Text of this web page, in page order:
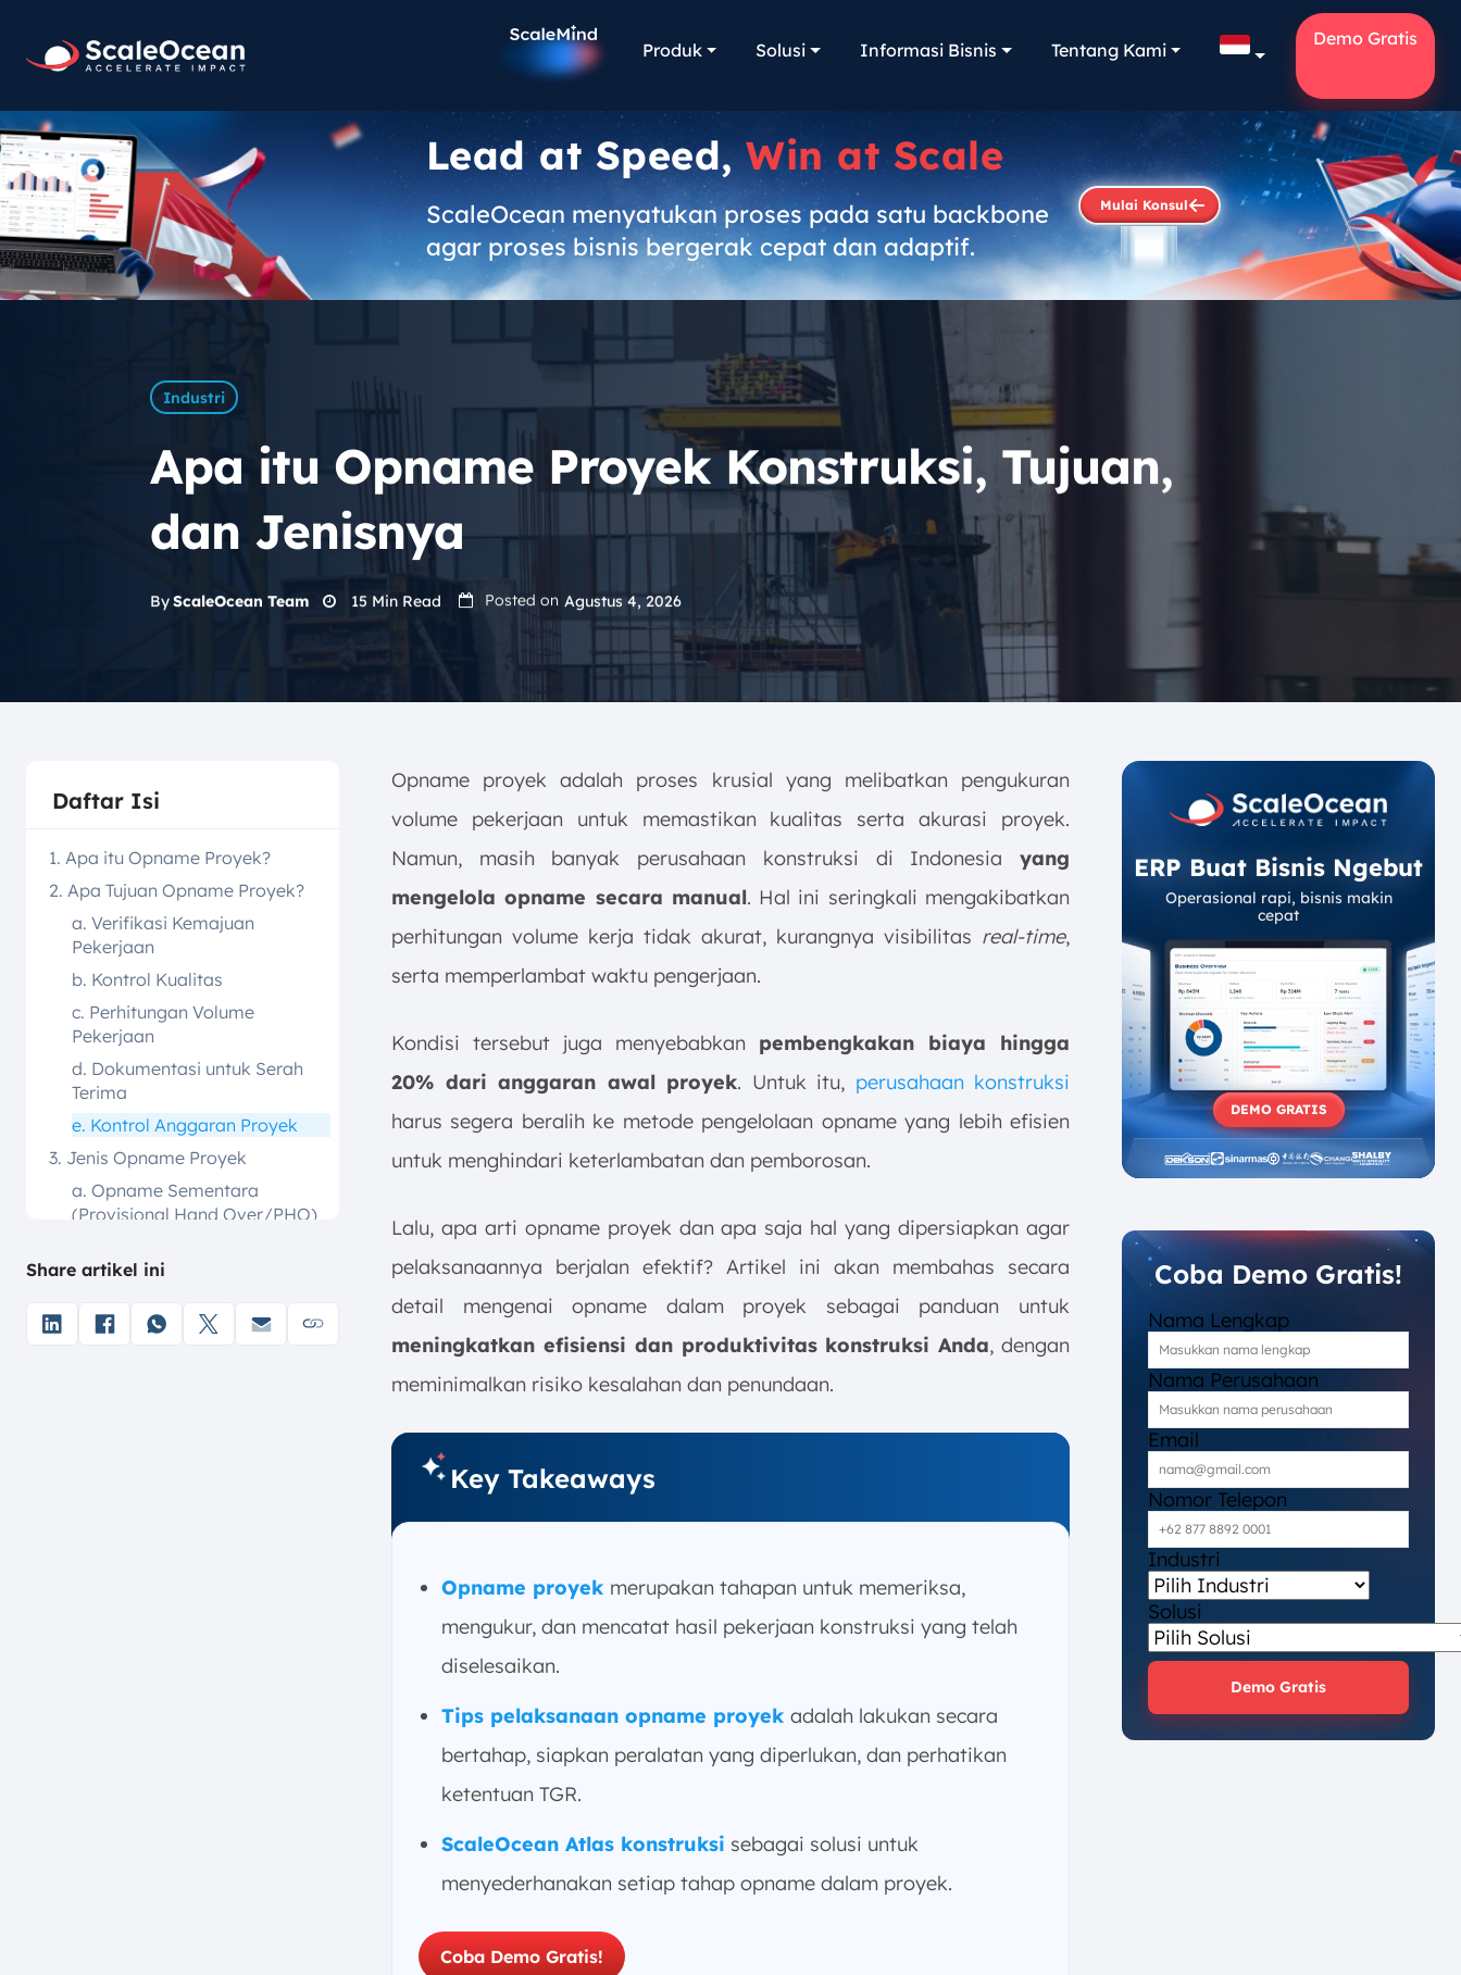
Produk Solusi Informasi Bisnis Tentang Kami
Demo Gratis
Lead at Speed,Win at Scale
ScaleOcean menyatukan proses pada satu backbone
agar proses bisnis bergerak cepat dan adaptif.
Mulai Konsul
Industri
Apa itu Opname Proyek Konstruksi, Tujuan,
dan Jenisnya
ByScaleOcean Team 15 Min Read Posted on Agustus 4, 2026
Daftar Isi
1. Apa itu Opname Proyek?
2. Apa Tujuan Opname Proyek?
a. Verifikasi Kemajuan
Pekerjaan
b. Kontrol Kualitas
c. Perhitungan Volume
Pekerjaan
d. Dokumentasi untuk Serah
Terima
e. Kontrol Anggaran Proyek
3. Jenis Opname Proyek
a. Opname Sementara
(Provisional Hand Over/PHO)
Over)
4. Persiapan Opname Proyek
a. Dokumen Terkait
Share artikel ini
Opname proyek adalah proses krusial yang melibatkan pengukuran
volume pekerjaan untuk memastikan kualitas serta akurasi proyek.
Namun, masih banyak perusahaan konstruksi di Indonesia yang
mengelola opname secara manual. Hal ini seringkali mengakibatkan
perhitungan volume kerja tidak akurat, kurangnya visibilitas real-time,
serta memperlambat waktu pengerjaan.
Kondisi tersebut juga menyebabkan pembengkakan biaya hingga
20% dari anggaran awal proyek. Untuk itu, perusahaan konstruksi
harus segera beralih ke metode pengelolaan opname yang lebih efisien
untuk menghindari keterlambatan dan pemborosan.
Lalu, apa arti opname proyek dan apa saja hal yang dipersiapkan agar
pelaksanaannya berjalan efektif? Artikel ini akan membahas secara
detail mengenai opname dalam proyek sebagai panduan untuk
meningkatkan efisiensi dan produktivitas konstruksi Anda, dengan
meminimalkan risiko kesalahan dan penundaan.
Key Takeaways
Opname proyek merupakan tahapan untuk memeriksa,
mengukur, dan mencatat hasil pekerjaan konstruksi yang telah
diselesaikan.
Tips pelaksanaan opname proyek adalah lakukan secara
bertahap, siapkan peralatan yang diperlukan, dan perhatikan
ketentuan TGR.
ScaleOcean Atlas konstruksi sebagai solusi untuk
menyederhanakan setiap tahap opname dalam proyek.
Coba Demo Gratis!
ERP Buat Bisnis Ngebut
Operasional rapi, bisnis makin
cepat
DEMO GRATIS
Coba Demo Gratis!
Nama Lengkap
Nama Perusahaan
Email
Nomor Telepon
Industri
Solusi
Demo Gratis